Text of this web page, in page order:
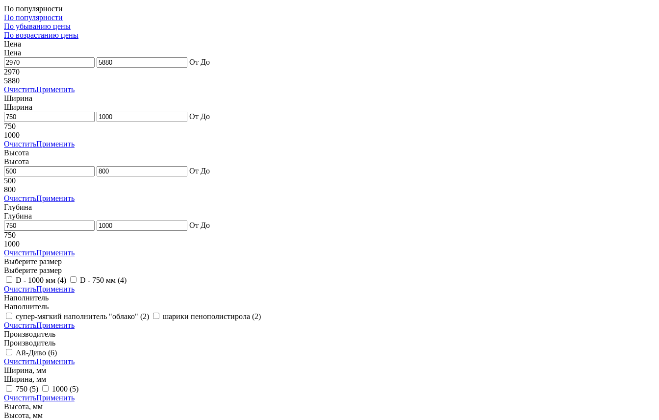
По популярности
По популярности
По убыванию цены
По возрастанию цены
Цена
Цена
От До
2970
5880
ОчиститьПрименить
Ширина
Ширина
От До
750
1000
ОчиститьПрименить
Высота
Высота
От До
500
800
ОчиститьПрименить
Глубина
Глубина
От До
750
1000
ОчиститьПрименить
Выберите размер
Выберите размер
D - 1000 мм (4) D - 750 мм (4)
ОчиститьПрименить
Наполнитель
Наполнитель
супер-мягкий наполнитель "облако" (2) шарики пенополистирола (2)
ОчиститьПрименить
Производитель
Производитель
Ай-Диво (6)
ОчиститьПрименить
Ширина, мм
Ширина, мм
750 (5) 1000 (5)
ОчиститьПрименить
Высота, мм
Высота, мм